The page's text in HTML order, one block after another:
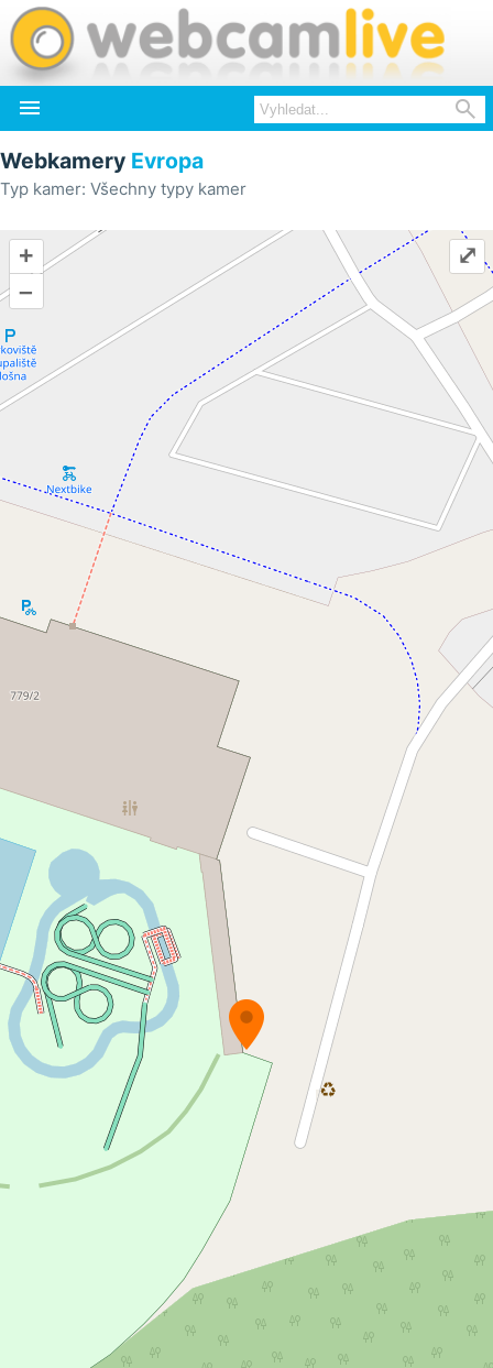
 
Webkamery Evropa
Typ kamer: Všechny typy kamer
+
–
⤢